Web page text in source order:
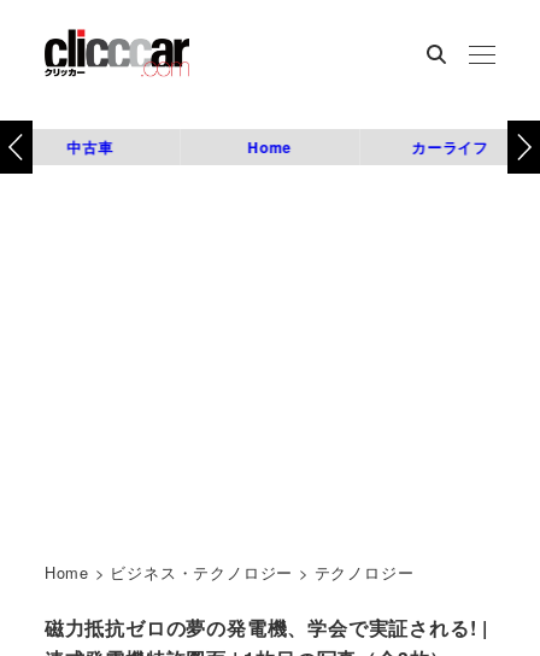
中古車 Home カーライフ
Home > ビジネス・テクノロジー > テクノロジー
磁力抵抗ゼロの夢の発電機、学会で実証される! |